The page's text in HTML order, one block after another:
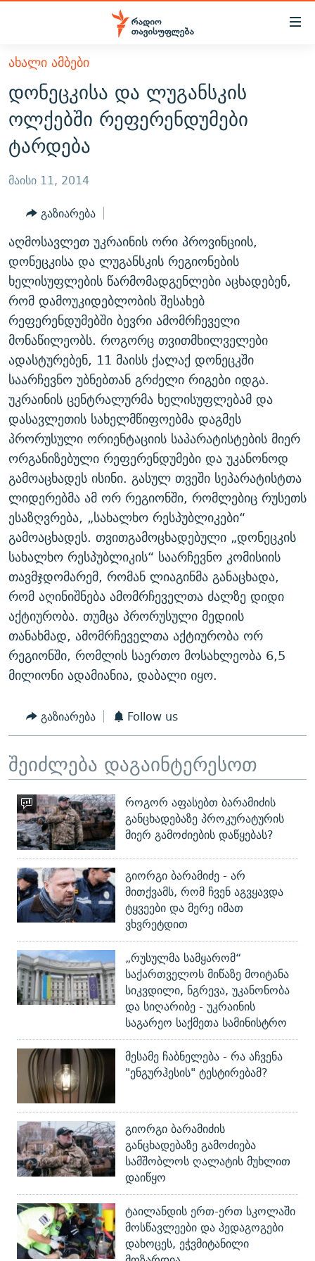
Accessibility
მთავარ
შინაარსზე
დაბრუნება
მთავარ
ნავიგაციაზე
დაბრუნება
ძიებაზე
ᲐᲮᲐᲚᲘ ᲐᲛᲑᲔᲑᲘ
ᲗᲔᲛᲔᲑᲘ
ᲞᲝᲚᲘᲢᲘᲙᲐ
ᲔᲙᲝᲜᲝᲛᲘᲙᲐ
ᲡᲐᲖᲝᲒᲐᲓᲝᲔᲑᲐ
ᲕᲘᲓᲔᲝ
ᲑᲚᲝᲒᲔᲑᲘ
ᲞᲝᲓᲙᲐᲡᲢᲔᲑᲘ
60 ᲓᲔᲪᲘᲑᲔᲚᲘ
ᲒᲐᲜᲙᲘᲗᲮᲕᲘᲡ ᲓᲦᲔ
ᲓᲘᲚᲘᲡ ᲡᲐᲣᲑᲠᲔᲑᲘ
ᲛᲝᲚᲐᲞᲐᲠᲐᲙᲔ ᲢᲔᲥᲡᲢᲔᲑᲘ
ᲨᲘᲜ - ᲣᲪᲮᲝᲔᲗᲨᲘ
ᲚᲘᲢᲔᲠᲐᲢᲣᲠᲣᲚᲘ ᲬᲐᲮᲜᲐᲒᲔᲑᲘ
ᲐᲛᲔᲠᲘᲙᲣᲚᲘ ᲛᲝᲗᲮᲠᲝᲑᲐ
ᲘᲛᲞᲔᲠᲘᲐ ᲓᲐ ᲠᲐᲓᲘᲝ
ᲤᲔᲜᲝᲕᲐᲜᲘ - 2.10
ᲗᲥᲕᲔᲜᲘ ᲞᲣᲑᲚᲘᲙᲐᲪᲘᲔᲑᲘ
ᲞᲠᲝᲔᲥᲢᲔᲑᲘ
ᲣᲙᲠᲐᲘᲜᲐᲨᲘ ᲓᲐᲦᲣᲞᲣᲚᲘ ᲥᲐᲠᲗᲕᲔᲚᲘ ᲛᲔᲑᲠᲫᲝᲚᲔᲑᲘ - 2022
ᲓᲐᲛᲝᲣᲙᲘᲓᲔᲑᲚᲝᲑᲘᲡ 100 ᲬᲔᲚᲘ
ᲩᲔᲛᲘ ᲡᲘᲙᲕᲓᲘᲚᲘᲡ ᲛᲘᲖᲔᲖᲘᲐ COVID-19
11 ᲬᲔᲚᲘ - 11 ᲐᲛᲑᲐᲕᲘ
ᲡᲐᲞᲐᲠᲚᲐᲛᲔᲜᲢᲝ ᲐᲠᲩᲔᲕᲜᲔᲑᲘᲡ ᲘᲡᲢᲝᲠᲘᲐ
ᲑᲐᲕᲨᲕᲔᲑᲘ ᲞᲠᲝᲡᲢᲘᲢᲣᲪᲘᲐᲨᲘ - ᲐᲛᲝᲣᲗᲥᲛᲔᲚᲘ ᲐᲛᲑᲐᲕᲘ
5 ᲐᲛᲑᲐᲕᲘ - 20 ᲘᲕᲜᲘᲡᲡ ᲓᲐᲨᲐᲕᲔᲑᲣᲚᲔᲑᲘ
ᲐᲒᲕᲘᲡᲢᲝᲡ ᲝᲛᲘ
ПРИВЕТ ᲙᲣᲚᲢᲣᲠᲐ
ЭХО КАВКАЗА
ᲒᲐᲛᲝᲘᲬᲔᲠᲔ
რთე/რთ-ის ყველა საიტი
ᲐᲮᲐᲚᲘ ᲐᲛᲑᲔᲑᲘ
დონეცკისა და ლუგანსკის
ოლქებში რეფერენდუმები
ტარდება
მაისი 11, 2014
გაზიარება
აღმოსავლეთ უკრაინის ორი პროვინციის,
დონეცკისა და ლუგანსკის რეგიონების
ხელისუფლების წარმომადგენლები აცხადებენ,
რომ დამოუკიდებლობის შესახებ
რეფერენდუმებში ბევრი ამომრჩეველი
მონაწილეობს. როგორც თვითმხილველები
ადასტურებენ, 11 მაისს ქალაქ დონეცკში
საარჩევნო უბნებთან გრძელი რიგები იდგა.
უკრაინის ცენტრალურმა ხელისუფლებამ და
დასავლეთის სახელმწიფოებმა დაგმეს
პრორუსული ორიენტაციის საპარატისტების მიერ
ორგანიზებული რეფერენდუმები და უკანონოდ
გამოაცხადეს ისინი. გასულ თვეში სეპარატისტთა
ლიდერებმა ამ ორ რეგიონში, რომლებიც რუსეთს
ესაზღვრება, „სახალხო რესპუბლიკები“
გამოაცხადეს. თვითგამოცხადებული „დონეცკის
სახალხო რესპუბლიკის“ საარჩევნო კომისიის
თავმჯდომარემ, რომან ლიაგინმა განაცხადა,
რომ აღინიშნება ამომრჩეველთა ძალზე დიდი
აქტიურობა. თუმცა პრორუსული მედიის
თანახმად, ამომრჩეველთა აქტიურობა ორ
რეგიონში, რომლის საერთო მოსახლეობა 6,5
მილიონი ადამიანია, დაბალი იყო.
გაზიარება Follow us
შეიძლება დაგაინტერესოთ
როგორ აფასებთ ბარამიძის
განცხადებაზე პროკურატურის
მიერ გამოძიების დაწყებას?
გიორგი ბარამიძე - არ
მითქვამს, რომ ჩვენ აგვყავდა
ტყვეები და მერე იმათ
ვხვრეტდით
„რუსულმა სამყარომ“
საქართველოს მიწაზე მოიტანა
სიკვდილი, ნგრევა, უკანონობა
და სიღარიბე - უკრაინის
საგარეო საქმეთა სამინისტრო
მესამე ჩაბნელება - რა აჩვენა
"ენგურჰესის" ტესტირებამ?
გიორგი ბარამიძის
განცხადებაზე გამოძიება
სამშობლოს ღალატის მუხლით
დაიწყო
ტაილანდის ერთ-ერთ სკოლაში
მოსწავლეები და პედაგოგები
დახოცეს, ეჭვმიტანილი